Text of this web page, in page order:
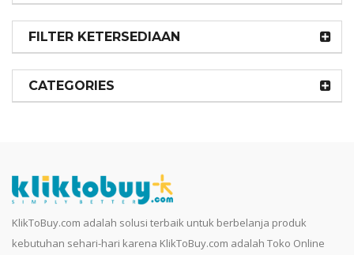
FILTER KETERSEDIAAN
CATEGORIES
KlikToBuy.com adalah solusi terbaik untuk berbelanja produk
kebutuhan sehari-hari karena KlikToBuy.com adalah Toko Online